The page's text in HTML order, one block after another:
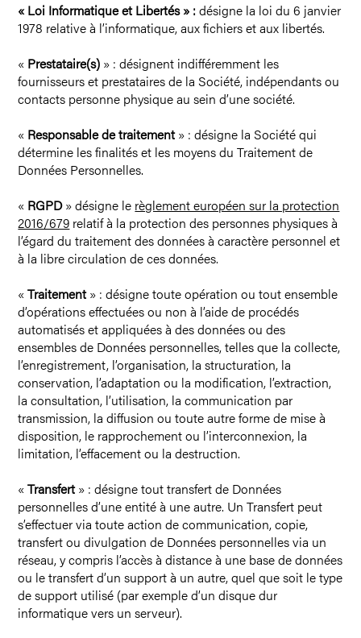
« Loi Informatique et Libertés » : désigne la loi du 6 janvier
1978 relative à l’informatique, aux fichiers et aux libertés.
« Prestataire(s) » : désignent indifféremment les
fournisseurs et prestataires de la Société, indépendants ou
contacts personne physique au sein d’une société.
« Responsable de traitement» : désigne la Société qui
détermine les finalités et les moyens du Traitement de
Données Personnelles.
« RGPD» désigne le règlement européen sur la protection
2016/679 relatif à la protection des personnes physiques à
l’égard du traitement des données à caractère personnel et
à la libre circulation de ces données.
«Traitement» : désigne toute opération ou tout ensemble
d’opérations effectuées ou non à l’aide de procédés
automatisés et appliquées à des données ou des
ensembles de Données personnelles, telles que la collecte,
l’enregistrement, l’organisation, la structuration, la
conservation, l’adaptation ou la modification, l’extraction,
la consultation, l’utilisation, la communication par
transmission, la diffusion ou toute autre forme de mise à
disposition, le rapprochement ou l’interconnexion, la
limitation, l’effacement ou la destruction.
«Transfert» : désigne tout transfert de Données
personnelles d’une entité à une autre. Un Transfert peut
s’effectuer via toute action de communication, copie,
transfert ou divulgation de Données personnelles via un
réseau, y compris l’accès à distance à une base de données
ou le transfert d’un support à un autre, quel que soit le type
de support utilisé (par exemple d’un disque dur
informatique vers un serveur).